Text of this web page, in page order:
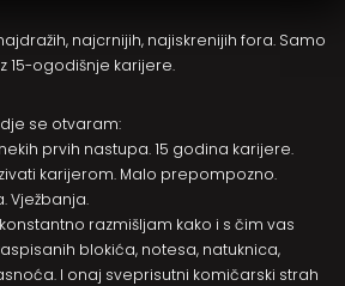
najcrnijih, najiskrenijih fora. Samo
15-ogodišnje karijere.
se otvaram:
prvih nastupa. 15 godina karijere.
karijerom. Malo prepompozno.
Vježbanja.
razmišljam kako i s čim vas
blokića, notesa, natuknica,
I onaj sveprisutni komičarski strah